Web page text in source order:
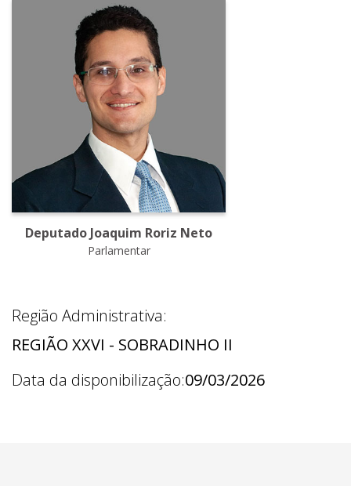
Deputado Joaquim Roriz Neto
Parlamentar
Região Administrativa:
REGIÃO XXVI - SOBRADINHO II
Data da disponibilização:09/03/2026